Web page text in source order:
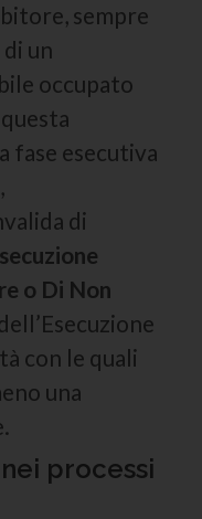
sempre
un
occupato
fase esecutiva
di
o Di Non
con le quali
una
processi